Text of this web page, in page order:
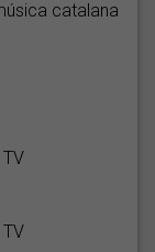
catalana